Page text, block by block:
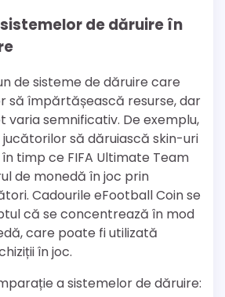
de dăruire în
de sisteme de dăruire care
să împărtășească resurse, dar
varia semnificativ. De exemplu,
să dăruiască skin-uri
timp ce FIFA Ultimate Team
de monedă în joc prin
Cadourile eFootball Coin se
că se concentrează în mod
care poate fi utilizată
în joc.
a sistemelor de dăruire: